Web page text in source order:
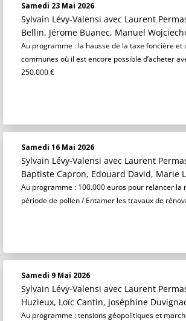
Samedi 23 Mai 2026
Sylvain Lévy-Valensi avec Laurent
Bellin, Jérome Buanec, Manuel
Au programme : la hausse de la taxe foncière et
communes où il est encore possible d’acheter
250.000 €
Samedi 16 Mai 2026
Sylvain Lévy-Valensi avec Laurent
Baptiste Capron, Edouard David, Marie
Au programme : 100.000 euros pour relancer la
période de pollen / Entamer les travaux de
Samedi 9 Mai 2026
Sylvain Lévy-Valensi avec Laurent
Huzieux, Loïc Cantin, Joséphine
Au programme : tensions géopolitiques et